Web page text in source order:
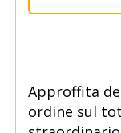
Approffita
ordine sul